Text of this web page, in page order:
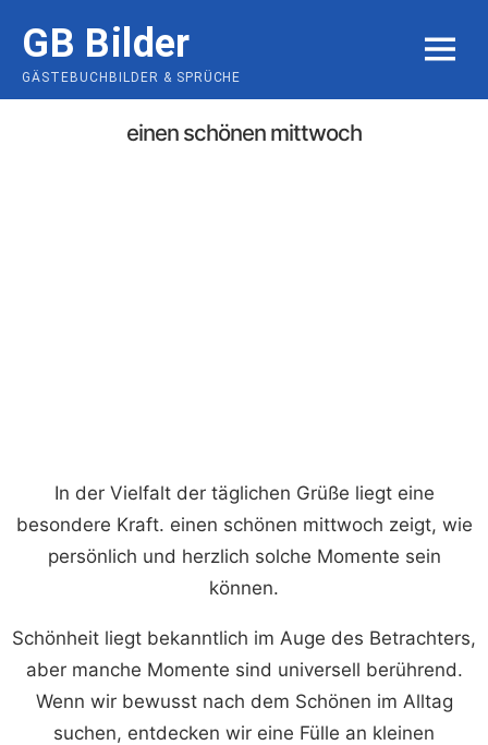
content
GB Bilder
GÄSTEBUCHBILDER & SPRÜCHE
MENU
einen schönen mittwoch
In der Vielfalt der täglichen Grüße liegt eine
besondere Kraft. einen schönen mittwoch zeigt, wie
persönlich und herzlich solche Momente sein
können.
Schönheit liegt bekanntlich im Auge des Betrachters,
aber manche Momente sind universell berührend.
Wenn wir bewusst nach dem Schönen im Alltag
suchen, entdecken wir eine Fülle an kleinen